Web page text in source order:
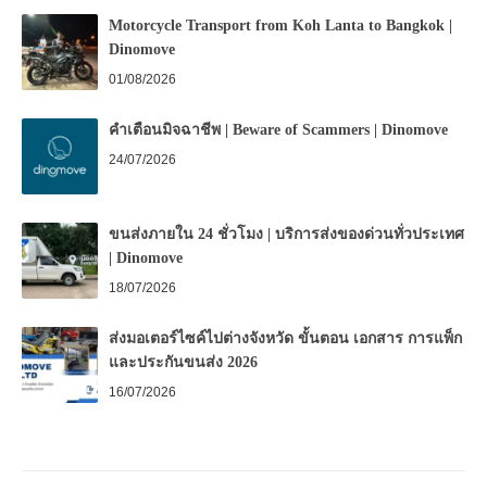
Motorcycle Transport from Koh Lanta to Bangkok |
Dinomove
01/08/2026
คำเตือนมิจฉาชีพ | Beware of Scammers | Dinomove
24/07/2026
ขนส่งภายใน 24 ชั่วโมง | บริการส่งของด่วนทั่วประเทศ
| Dinomove
18/07/2026
ส่งมอเตอร์ไซค์ไปต่างจังหวัด ขั้นตอน เอกสาร การแพ็ก
และประกันขนส่ง 2026
16/07/2026